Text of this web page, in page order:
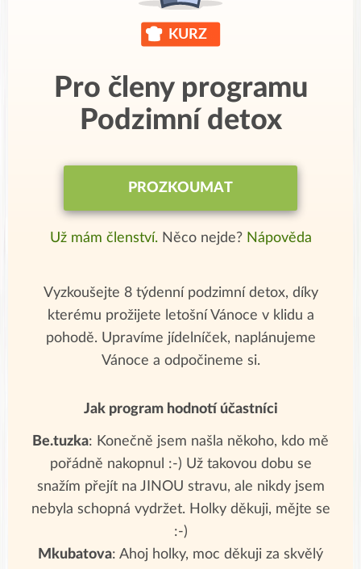
Pro členy programu
Podzimní detox
PROZKOUMAT
Už mám členství. Něco nejde? Nápověda
Vyzkoušejte 8 týdenní podzimní detox, díky
kterému prožijete letošní Vánoce v klidu a
pohodě. Upravíme jídelníček, naplánujeme
Vánoce a odpočineme si.
Jak program hodnotí účastníci
Be.tuzka: Konečně jsem našla někoho, kdo mě
pořádně nakopnul :-) Už takovou dobu se
snažím přejít na JINOU stravu, ale nikdy jsem
nebyla schopná vydržet. Holky děkuji, mějte se
:-)
Mkubatova: Ahoj holky, moc děkuji za skvělý